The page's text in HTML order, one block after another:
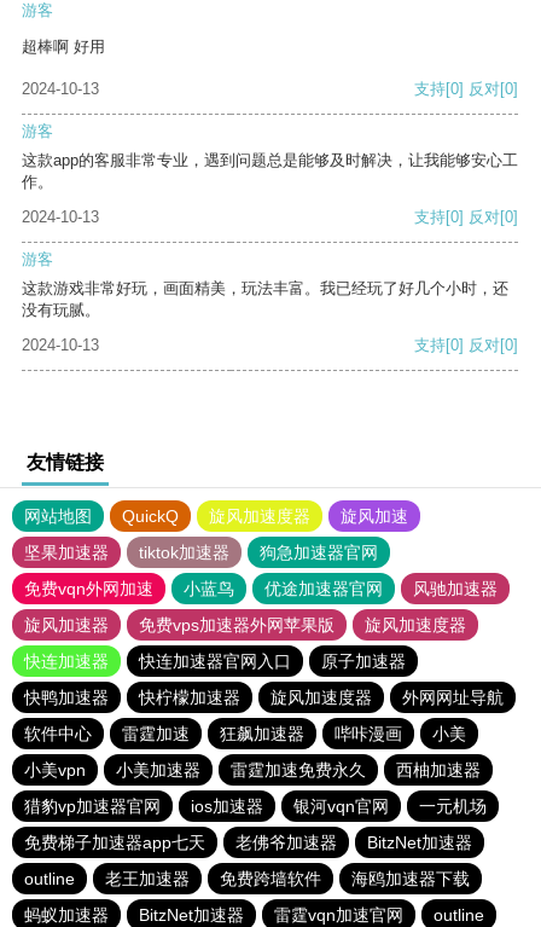
游客
超棒啊 好用
2024-10-13 支持[0] 反对[0]
游客
这款app的客服非常专业，遇到问题总是能够及时解决，让我能够安心工
作。
2024-10-13
支持[0] 反对[0]
游客
这款游戏非常好玩，画面精美，玩法丰富。我已经玩了好几个小时，还
没有玩腻。
2024-10-13
支持[0] 反对[0]
友情链接
网站地图 QuickQ 旋风加速度器
旋风加速
坚果加速器
tiktok加速器
狗急加速器官网
免费vqn外网加速
小蓝鸟 优途加速器官网
风驰加速器
旋风加速器
免费vps加速器外网苹果版
旋风加速度器
快连加速器
快连加速器官网入口
原子加速器
快鸭加速器
快柠檬加速器 旋风加速度器
外网网址导航
软件中心
雷霆加速 狂飙加速器 哔咔漫画
小美
小美vpn
小美加速器 雷霆加速免费永久
西柚加速器
猎豹vp加速器官网
ios加速器 银河vqn官网
一元机场
免费梯子加速器app七天
老佛爷加速器
BitzNet加速器
outline
老王加速器 免费跨墙软件
海鸥加速器下载
蚂蚁加速器
BitzNet加速器 雷霆vqn加速官网 outline